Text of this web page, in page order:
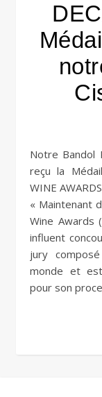
Notre Bandol Rosé Bastide de la Ciselette 2014 a
reçu la
WINE
« Maintenant
Wine Awards
influent
jury
monde et est
pour son